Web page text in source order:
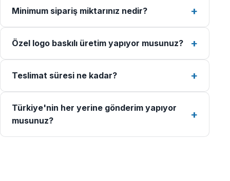
Minimum sipariş miktarınız nedir?
Özel logo baskılı üretim yapıyor musunuz?
Teslimat süresi ne kadar?
Türkiye'nin her yerine gönderim yapıyor
musunuz?